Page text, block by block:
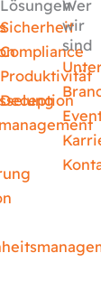
Lösungen
Sicherheit
Compliance
Produktivität
Deception
Wer
wir
sind